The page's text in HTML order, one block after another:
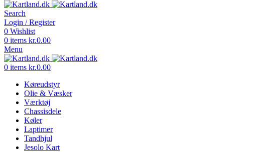
Search
Login / Register
0 Wishlist
0 items kr.0.00
Menu
0 items kr.0.00
Køreudstyr
Olie & Væsker
Værktøj
Chassisdele
Køler
Laptimer
Tandhjul
Jesolo Kart